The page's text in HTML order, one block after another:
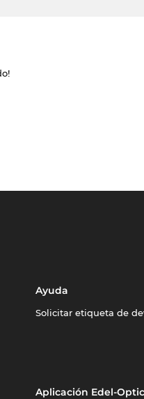
Ayuda
Solicitar etiqueta de
Aplicación Edel-